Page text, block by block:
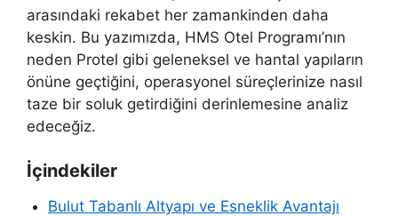
arasındaki rekabet her zamankinden daha
keskin. Bu yazımızda, HMS Otel Programı’nın
neden Protel gibi geleneksel ve hantal yapıların
önüne geçtiğini, operasyonel süreçlerinize nasıl
taze bir soluk getirdiğini derinlemesine analiz
edeceğiz.
İçindekiler
Bulut Tabanlı Altyapı ve Esneklik Avantajı